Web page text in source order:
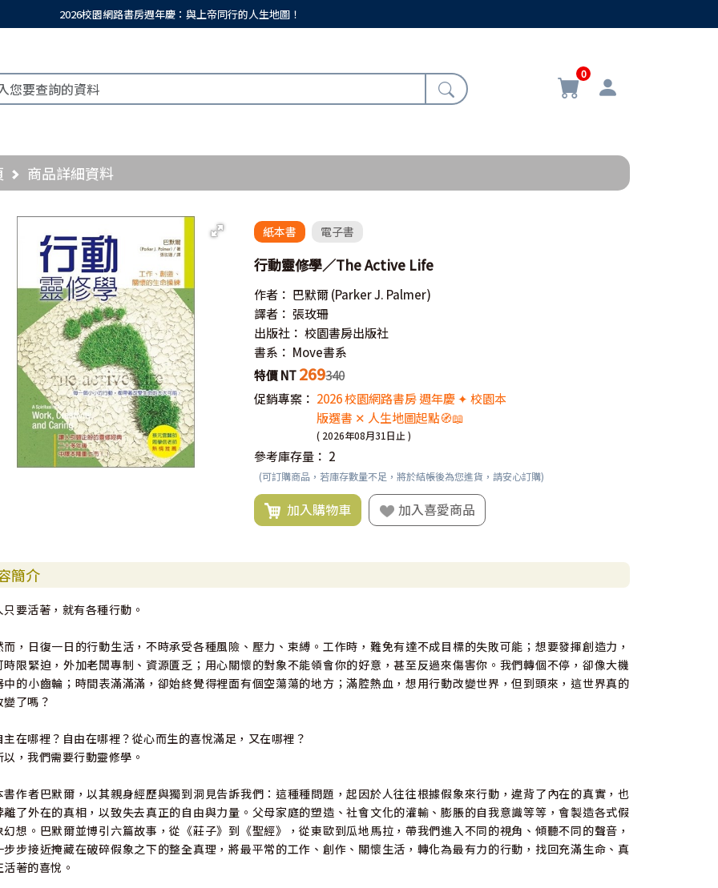
2026校園網路書房週年慶：與上帝同行的人生地圖！
0
商品詳細資料
紙本書 電子書
行動靈修學／The Active Life
作者： 巴默爾(Parker J. Palmer)
譯者： 張玫珊
出版社： 校園書房出版社
書系： Move書系
特價 NT269340
促銷專案： 2026 校園網路書房 週年慶 ✦ 校園本
版選書 ✕ 人生地圖起點🧭📖
( 2026年08月31日止 )
參考庫存量： 2
(可訂購商品，若庫存數量不足，將於結帳後為您進貨，請安心訂購)
加入購物車 加入喜愛商品
簡介
只要活著，就有各種行動。
而，日復一日的行動生活，不時承受各種風險、壓力、束縛。工作時，難免有達不成目標的失敗可能；想要發揮創造力，
時限緊迫，外加老闆專制、資源匱乏；用心關懷的對象不能領會你的好意，甚至反過來傷害你。我們轉個不停，卻像大機
中的小齒輪；時間表滿滿滿，卻始終覺得裡面有個空蕩蕩的地方；滿腔熱血，想用行動改變世界，但到頭來，這世界真的
變了嗎？
主在哪裡？自由在哪裡？從心而生的喜悅滿足，又在哪裡？
以，我們需要行動靈修學。
書作者巴默爾，以其親身經歷與獨到洞見告訴我們：這種種問題，起因於人往往根據假象來行動，違背了內在的真實，也
離了外在的真相，以致失去真正的自由與力量。父母家庭的塑造、社會文化的灌輸、膨脹的自我意識等等，會製造各式假
幻想。巴默爾並博引六篇故事，從《莊子》到《聖經》，從東歐到瓜地馬拉，帶我們進入不同的視角、傾聽不同的聲音，
步步接近掩藏在破碎假象之下的整全真理，將最平常的工作、創作、關懷生活，轉化為最有力的行動，找回充滿生命、真
活著的喜悅。